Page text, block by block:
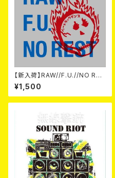
【新入荷】RAW//F.U.//NO RES
T / 3way split EP ハード ラッ
ク ダンス (CD)
¥1,500